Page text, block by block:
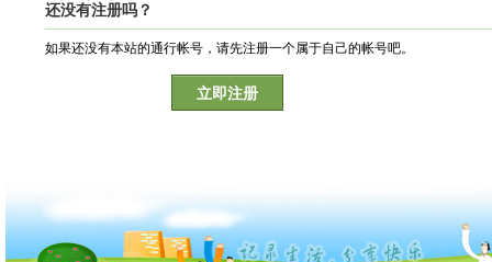
还没有注册吗？
如果还没有本站的通行帐号，请先注册一个属于自己的帐号吧。
立即注册